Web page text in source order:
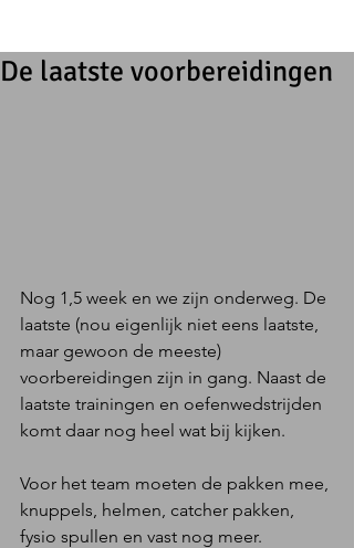
De laatste voorbereidingen
Nog 1,5 week en we zijn onderweg. De
laatste (nou eigenlijk niet eens laatste,
maar gewoon de meeste)
voorbereidingen zijn in gang. Naast de
laatste trainingen en oefenwedstrijden
komt daar nog heel wat bij kijken.
Voor het team moeten de pakken mee,
knuppels, helmen, catcher pakken,
fysio spullen en vast nog meer.